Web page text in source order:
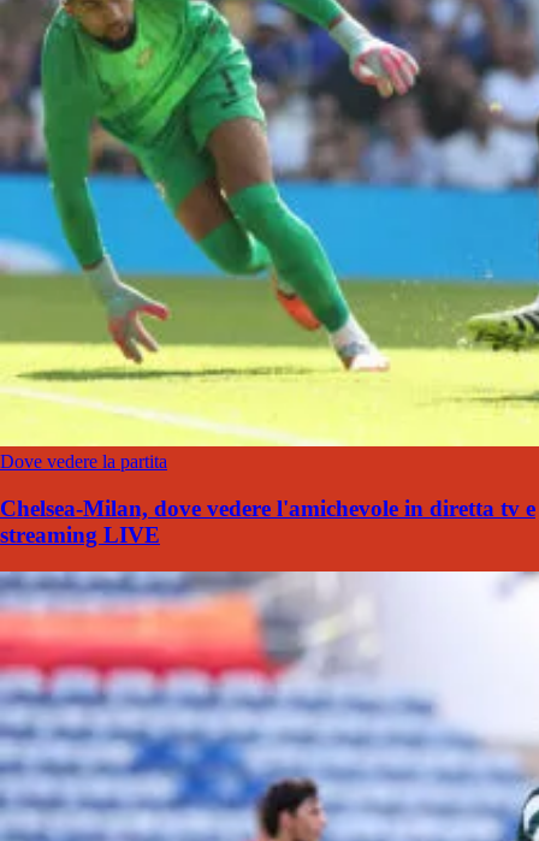
Dove vedere la partita
Chelsea-Milan, dove vedere l'amichevole in diretta tv e
streaming LIVE